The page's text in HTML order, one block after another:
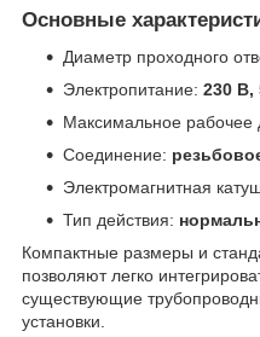
Основные
Диаметр проходного
Электропитание: 230 В,
Максимальное рабочее
Соединение:
Электромагнитная
Тип действия:
Компактные размеры и
позволяют легко
существующие
установки.